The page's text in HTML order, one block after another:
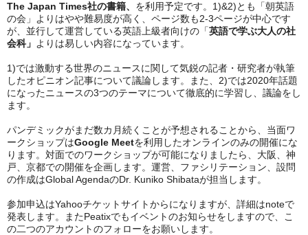
The Japan Times社の書籍、 を利用予定です。1)&2)とも「朝英語
の会」よりはやや難易度が高く、ページ数も2-3ページが中心です
が、並行して運営している英語上級者向けの「英語で学ぶ大人の社
会科」 よりは易しい内容になっています。
1)では激動する世界のニュースに関して気鋭の記者・研究者が執筆
したオピニオン記事について議論します。また、2)では2020年話題
になったニュースの3つのテーマについて徹底的に学習し、議論をし
ます。
パンデミックがまだ数カ月続くことが予想されることから、当面ワ
ークショップはGoogle Meetを利用したオンラインのみの開催にな
ります。対面でのワークショップが可能になりましたら、大阪、神
戸、京都での開催を企画します。運営、ファシリテーション、設問
の作成はGlobal AgendaのDr. Kuniko Shibataが担当します。
参加申込はYahooチケットサイトからになりますが、詳細はnoteで
発表します。またPeatixでもイベントのお知らせをしますので、こ
の二つのアカウントのフォローをお願いします。